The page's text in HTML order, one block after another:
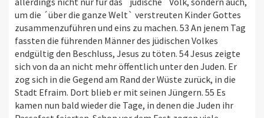
um die ´über die ganze Welt` verstreuten Kinder Gottes
zusammenzuführen und eins zu machen. 53 An jenem Tag
fassten die führenden Männer des jüdischen Volkes
endgültig den Beschluss, Jesus zu töten. 54 Jesus zeigte
sich von da an nicht mehr öffentlich unter den Juden. Er
zog sich in die Gegend am Rand der Wüste zurück, in die
Stadt Efraim. Dort blieb er mit seinen Jüngern. 55 Es
kamen nun bald wieder die Tage, in denen die Juden ihr